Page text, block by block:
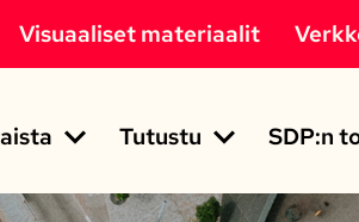
Tutustu SDP:n
Visuaaliset materiaalit